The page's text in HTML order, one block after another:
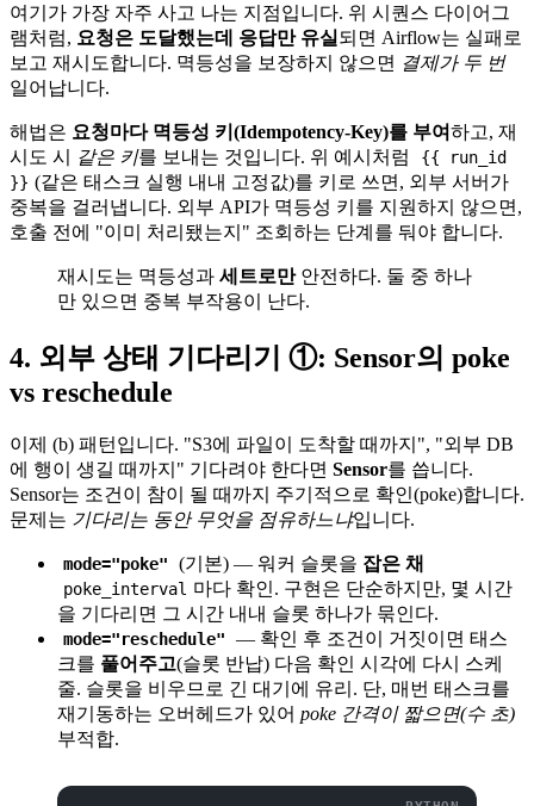
여기가 가장 자주 사고 나는 지점입니다. 위 시퀀스 다이어그
램처럼, 요청은 도달했는데 응답만 유실 되면 Airflow는 실패로
보고 재시도합니다. 멱등성을 보장하지 않으면 결제가 두 번
일어납니다.
해법은 요청마다 멱등성 키(Idempotency-Key)를 부여하고, 재
시도 시
같은 키를 보내는 것입니다. 위 예시처럼
{{ run_id
}} (같은 태스크 실행 내내 고정값)를 키로 쓰면, 외부 서버가
중복을 걸러냅니다. 외부 API가 멱등성 키를 지원하지 않으면,
호출 전에 "이미 처리됐는지" 조회하는 단계를 둬야 합니다.
재시도는 멱등성과 세트로만안전하다. 둘 중 하나
만 있으면 중복 부작용이 난다.
4. 외부 상태 기다리기 ①: Sensor의 poke
vs reschedule
이제 (b) 패턴입니다. "S3에 파일이 도착할 때까지", "외부 DB
에 행이 생길 때까지" 기다려야 한다면 Sensor를 씁니다.
Sensor는 조건이 참이 될 때까지 주기적으로 확인(poke)합니다.
문제는 기다리는 동안 무엇을 점유하느냐입니다.
mode="poke" (기본) — 워커 슬롯을 잡은 채
poke_interval 마다 확인. 구현은 단순하지만, 몇 시간
을 기다리면 그 시간 내내 슬롯 하나가 묶인다.
mode="reschedule"
— 확인 후 조건이 거짓이면 태스
크를 풀어주고(슬롯 반납) 다음 확인 시각에 다시 스케
줄. 슬롯을 비우므로 긴 대기에 유리. 단, 매번 태스크를
재기동하는 오버헤드가 있어 poke 간격이 짧으면(수 초)
부적합.